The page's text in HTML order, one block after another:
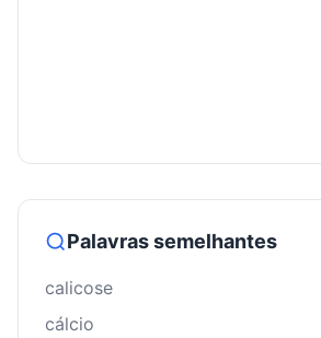
Palavras semelhantes
calicose
cálcio